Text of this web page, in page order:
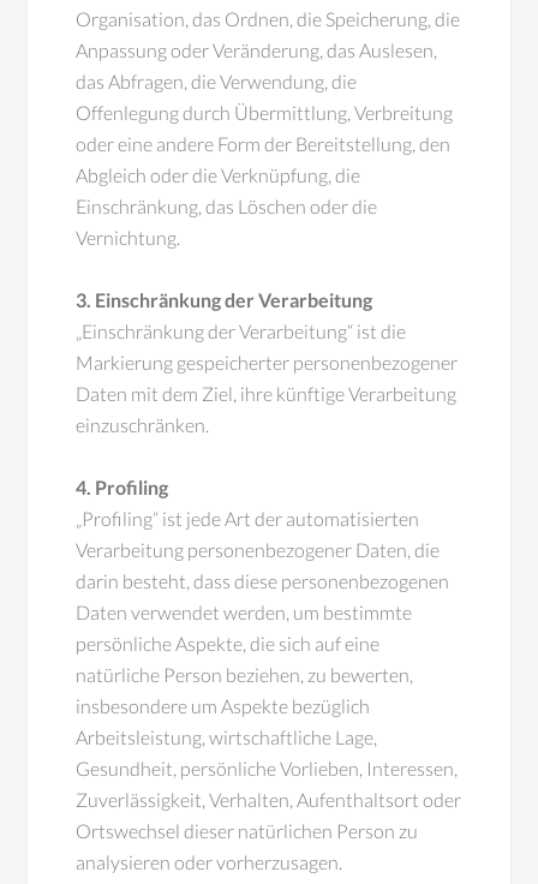
Organisation, das Ordnen, die Speicherung, die
Anpassung oder Veränderung, das Auslesen,
das Abfragen, die Verwendung, die
Offenlegung durch Übermittlung, Verbreitung
oder eine andere Form der Bereitstellung, den
Abgleich oder die Verknüpfung, die
Einschränkung, das Löschen oder die
Vernichtung.
3. Einschränkung der Verarbeitung
„Einschränkung der Verarbeitung“ ist die
Markierung gespeicherter personenbezogener
Daten mit dem Ziel, ihre künftige Verarbeitung
einzuschränken.
4. Profiling
„Profiling“ ist jede Art der automatisierten
Verarbeitung personenbezogener Daten, die
darin besteht, dass diese personenbezogenen
Daten verwendet werden, um bestimmte
persönliche Aspekte, die sich auf eine
natürliche Person beziehen, zu bewerten,
insbesondere um Aspekte bezüglich
Arbeitsleistung, wirtschaftliche Lage,
Gesundheit, persönliche Vorlieben, Interessen,
Zuverlässigkeit, Verhalten, Aufenthaltsort oder
Ortswechsel dieser natürlichen Person zu
analysieren oder vorherzusagen.